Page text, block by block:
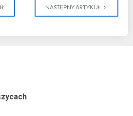
NASTĘPNY ARTYKUŁ